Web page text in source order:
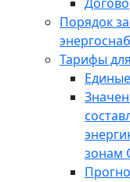
Порядок
Тарифы
зонам